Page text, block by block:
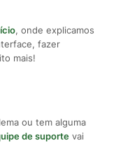
, onde explicamos
fazer
mais!
ou tem alguma
de suporte vai